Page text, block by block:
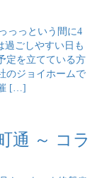
っっという間に4
過ごしやすい日も
定を立てている方
のジョイホームで
[…]
通 ～ コラ